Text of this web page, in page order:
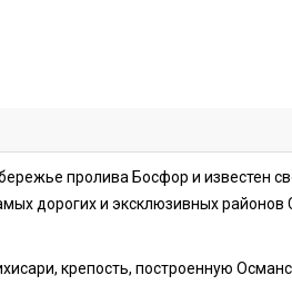
пролива Босфор и известен
дорогих и эксклюзивных районов
крепость, построенную